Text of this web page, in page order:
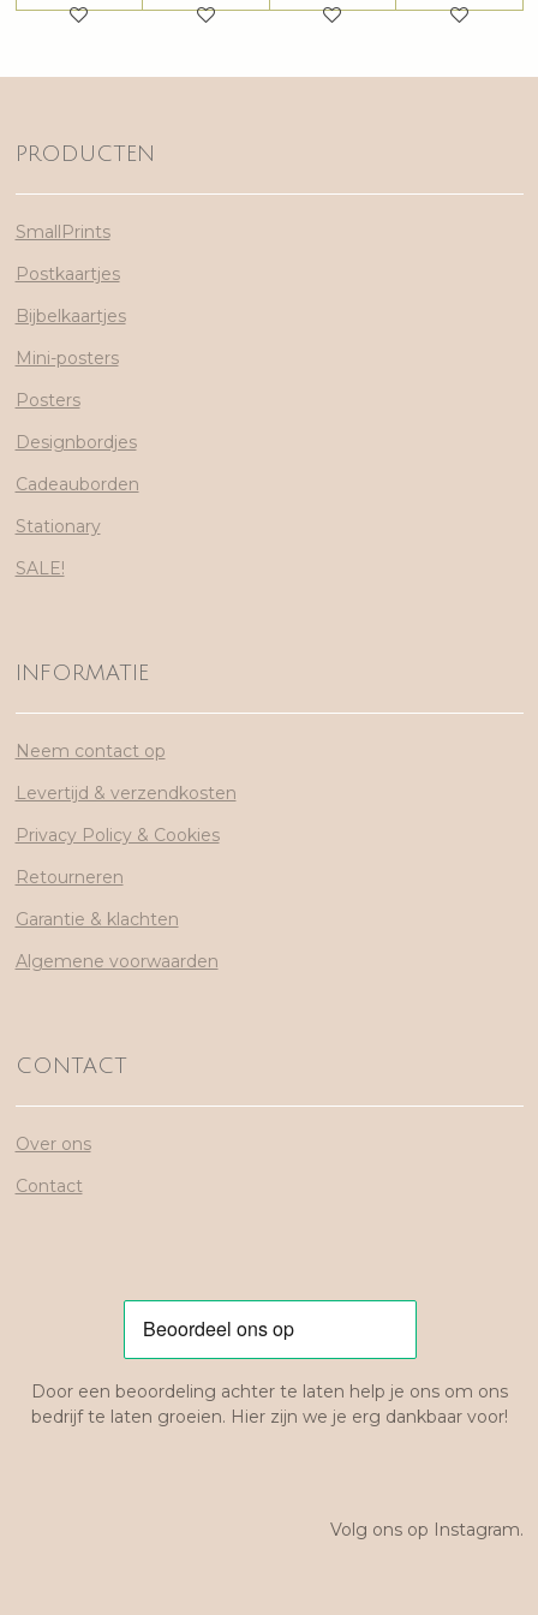
PRODUCTEN
SmallPrints
Postkaartjes
Bijbelkaartjes
Mini-posters
Posters
Designbordjes
Cadeauborden
Stationary
SALE!
INFORMATIE
Neem contact op
Levertijd & verzendkosten
Privacy Policy & Cookies
Retourneren
Garantie & klachten
Algemene voorwaarden
CONTACT
Over ons
Contact
Door een beoordeling achter te laten help je ons om ons
bedrijf te laten groeien. Hier zijn we je erg dankbaar voor!
Volg ons op Instagram.